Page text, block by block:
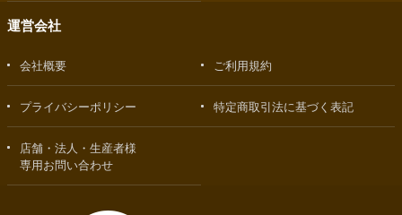
運営会社
会社概要 ご利用規約
プライバシーポリシー 特定商取引法に基づく表記
店舗・法人・生産者様
専用お問い合わせ